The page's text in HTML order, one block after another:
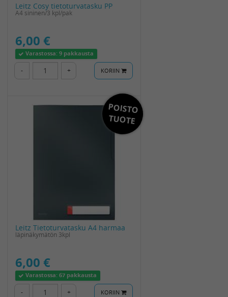
Leitz Cosy tietoturvatasku PP
A4 sininen/3 kpl/pak
6,00 €
Varastossa:9 pakkausta
- + KORIIN
POISTO
TUOTE
Leitz Tietoturvatasku A4 harmaa
läpinäkymätön 3kpl
6,00 €
Varastossa:67 pakkausta
- + KORIIN